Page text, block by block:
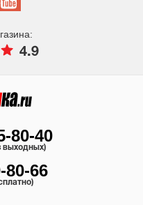
4.9
80-40
выходных)
80-66